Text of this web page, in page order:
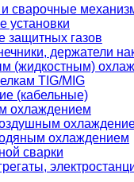
сварочные
установки
защитных газов
держатели
(жидкостным)
TIG/MIG
(кабельные)
охлаждением
охлаждением
сварки